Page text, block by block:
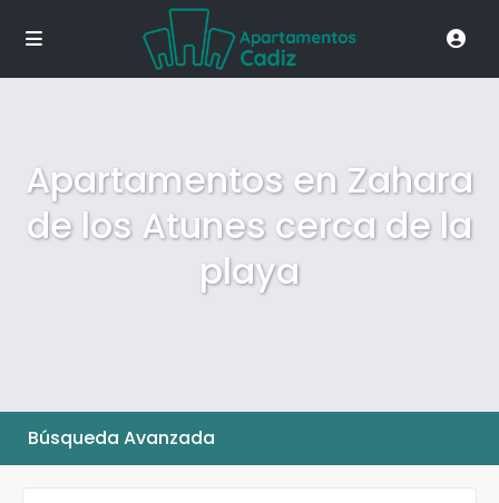
Apartamentos en Zahara
de los Atunes cerca de la
playa
Búsqueda Avanzada